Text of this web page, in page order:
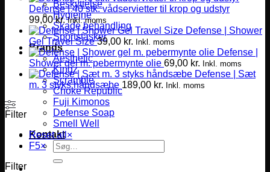
Beskyttelse
Hygiejne
Skade behandling
Sportstasker
Brands
Aesthetic
Kingz
Scramble
Choke Republic
Fuji Kimonos
Defense Soap
Smell Well
Kontakt
Søg
efter:
Defense | 40 stk. vådservietter til krop og udstyr
99,00kr. Inkl. moms
Defense | Shower
Gel Travel Size 39,00 kr. Inkl. moms
Defense |
Shower gel m. pebermynte olie 69,00 kr. Inkl. moms
Defense | Sæt
m. 3 styks håndsæbe 189,00 kr. Inkl. moms
Filter
Reset all ×
F5×
Filter